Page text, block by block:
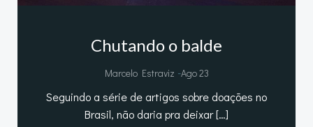
Chutando o balde
Marcelo Estraviz -Ago 23
Seguindo a série de artigos sobre doações no
Brasil, não daria pra deixar […]